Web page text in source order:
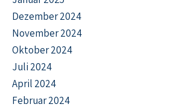
Dezember 2024
November 2024
Oktober 2024
Juli 2024
April 2024
Februar 2024